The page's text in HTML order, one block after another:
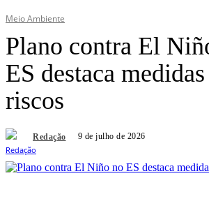
Meio Ambiente
Plano contra El
ES destaca medidas
riscos
Redação 9 de julho de 2026